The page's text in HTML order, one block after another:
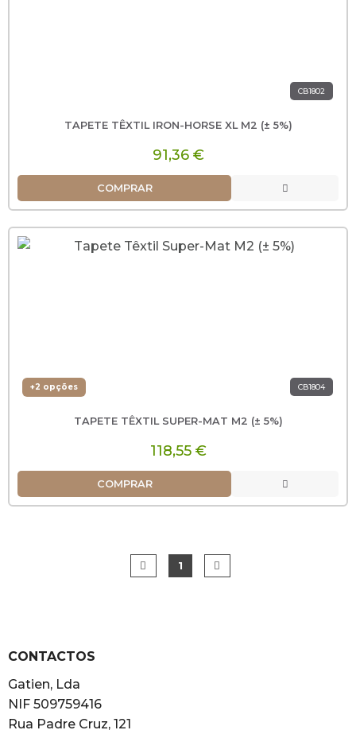
CB1802
TAPETE TÊXTIL IRON-HORSE XL M2 (± 5%)
91,36 €
COMPRAR
+2 opções CB1804
TAPETE TÊXTIL SUPER-MAT M2 (± 5%)
118,55 €
COMPRAR
1
CONTACTOS
Gatien, Lda
NIF 509759416
Rua Padre Cruz, 121